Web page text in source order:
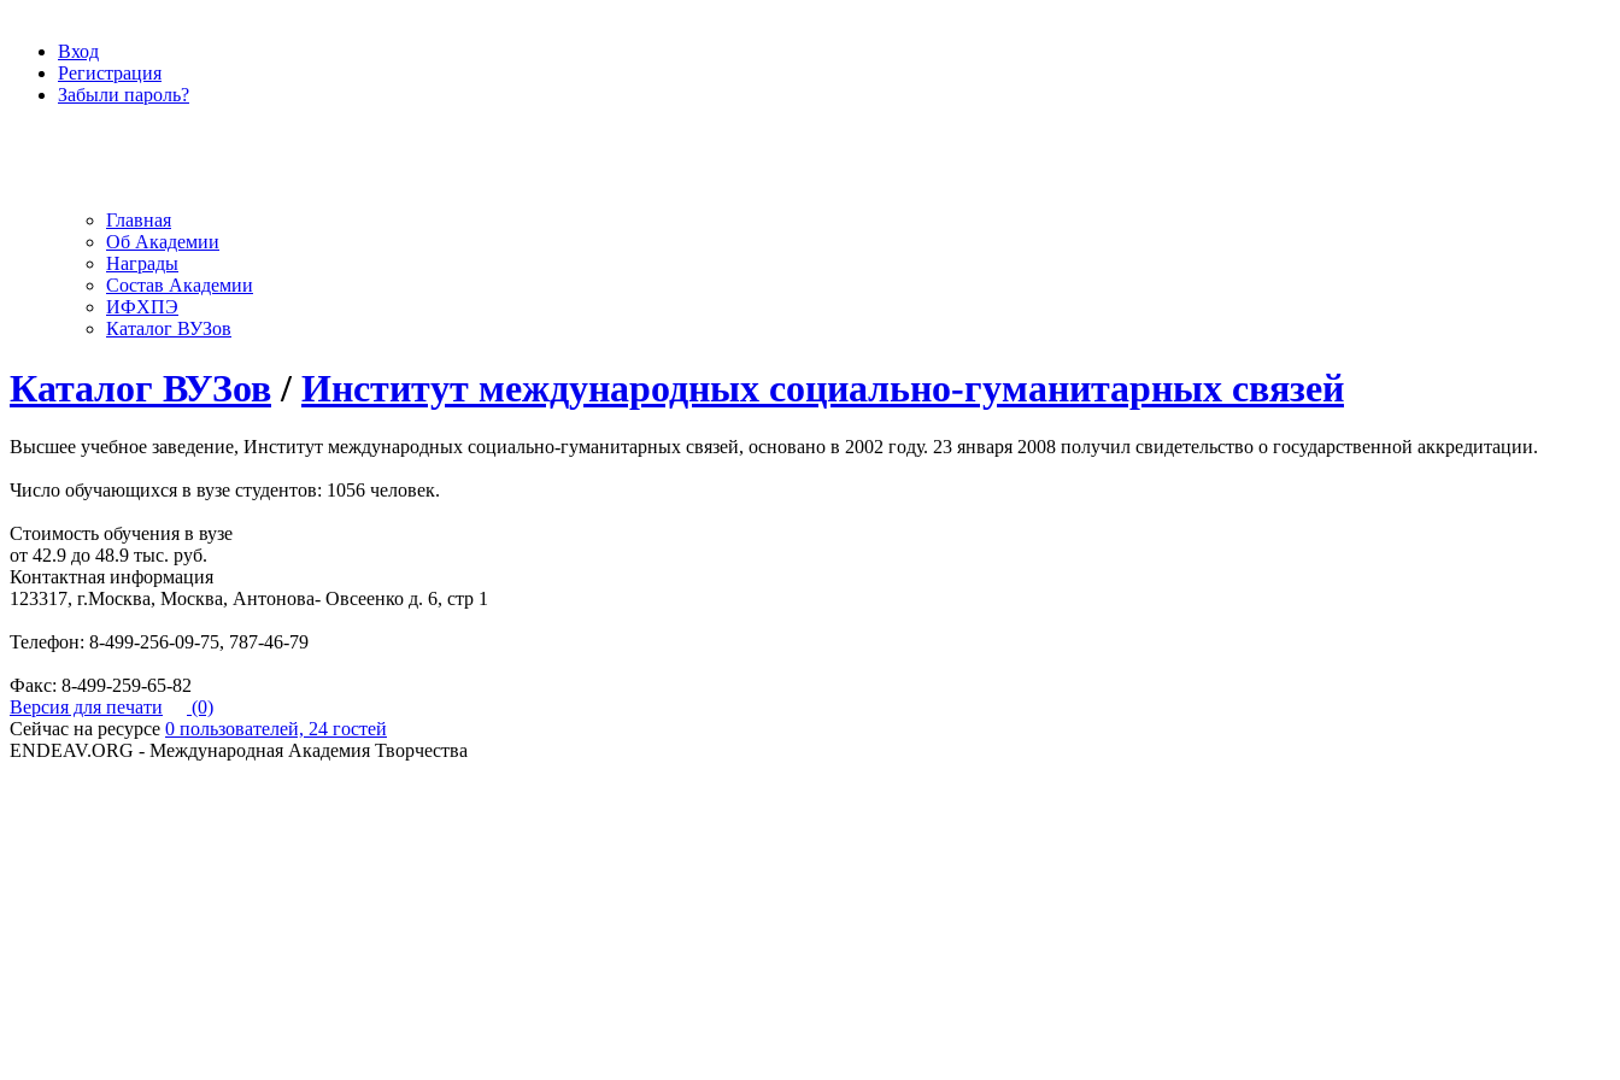
Вход
Регистрация
Забыли пароль?
Главная
Об Академии
Награды
Состав Академии
ИФХПЭ
Каталог ВУЗов
Каталог ВУЗов / Институт международных социально-гуманитарных связей
Высшее учебное заведение, Институт международных социально-гуманитарных связей, основано в 2002 году. 23 января 2008 получил свидетельство о государственной аккредитации.
Число обучающихся в вузе студентов: 1056 человек.
Стоимость обучения в вузе
от 42.9 до 48.9 тыс. руб.
Контактная информация
123317, г.Москва, Москва, Антонова- Овсеенко д. 6, стр 1
Телефон: 8-499-256-09-75, 787-46-79
Факс: 8-499-259-65-82
Версия для печати
(0)
Сейчас на ресурсе 0 пользователей, 24 гостей
ENDEAV.ORG - Международная Академия Творчества